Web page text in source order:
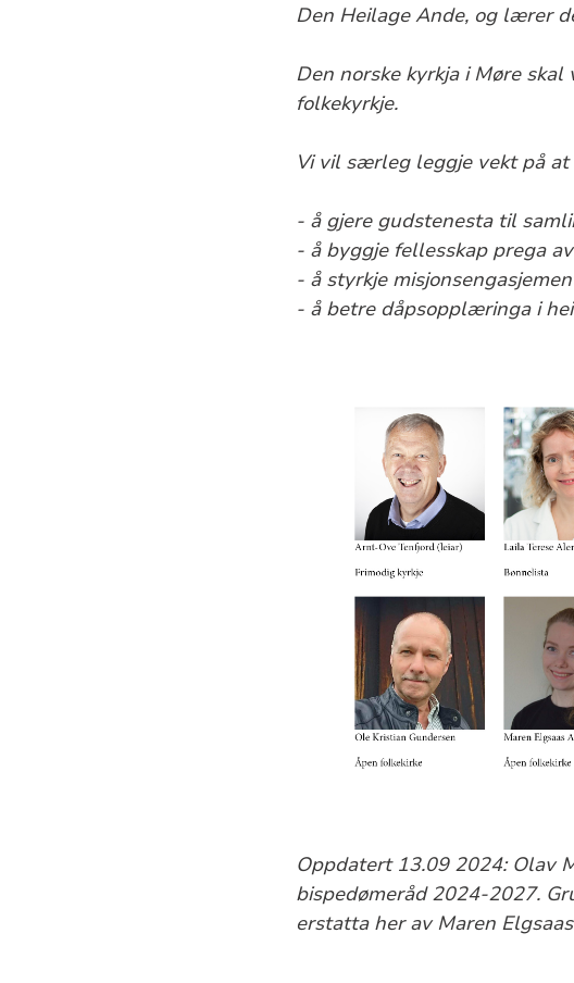
Den Heilage Ande, og lærer
Den norske kyrkja i Møre
folkekyrkje.
Vi vil særleg leggje vekt på
- å gjere gudstenesta til
- å byggje fellesskap prega
- å styrkje
- å betre dåpsopplæringa i
Oppdatert 13.09 2024: Olav
bispedømeråd 2024-2027.
erstatta her av Maren